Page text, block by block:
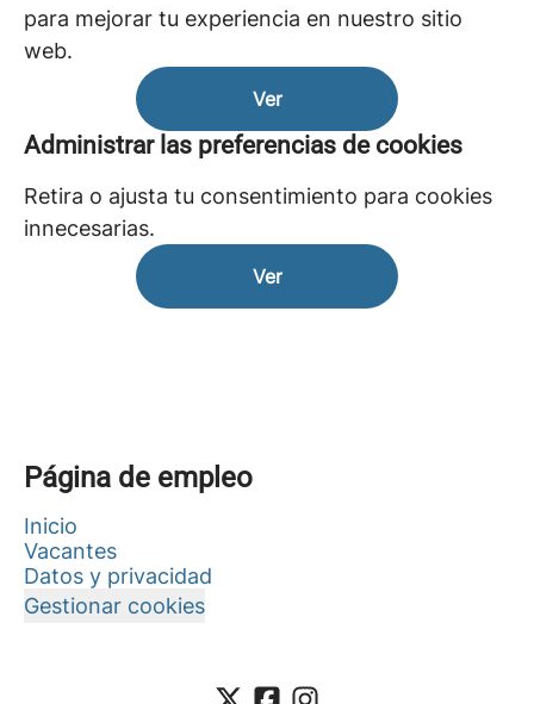
para mejorar tu experiencia en nuestro sitio
web.
Ver
Administrar las preferencias de cookies
Retira o ajusta tu consentimiento para cookies
innecesarias.
Ver
Página de empleo
Inicio
Vacantes
Datos y privacidad
Gestionar cookies